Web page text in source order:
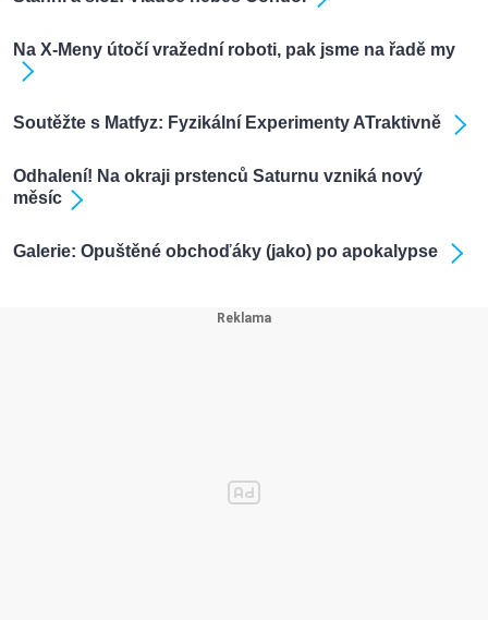
Na X-Meny útočí vražední roboti, pak jsme na řadě my
Soutěžte s Matfyz: Fyzikální Experimenty ATraktivně
Odhalení! Na okraji prstenců Saturnu vzniká nový
měsíc
Galerie: Opuštěné obchoďáky (jako) po apokalypse